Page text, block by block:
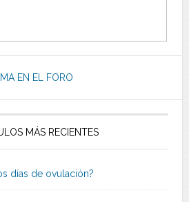
EN EL FORO
MÁS RECIENTES
días de ovulación?